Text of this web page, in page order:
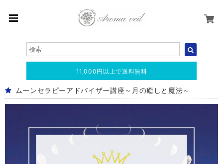
11,000円以上で送料無料
ムーンセラピーアドバイザー講座～月の癒しと魔法～